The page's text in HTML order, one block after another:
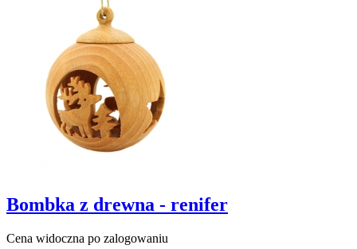
Bombka z drewna - renifer
Cena widoczna po zalogowaniu